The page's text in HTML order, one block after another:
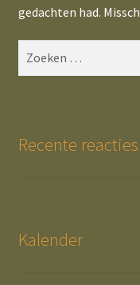
gedachten had.
Recente reacties
Kalender